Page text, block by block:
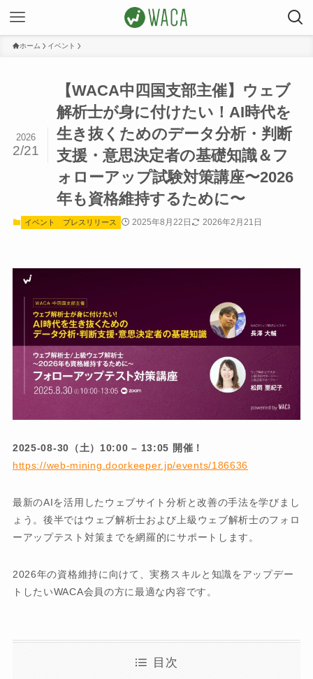
ホーム イベント
【WACA中四国支部主催】ウェブ
解析士が身に付けたい！AI時代を
生き抜くためのデータ分析・判断
支援・意思決定者の基礎知識＆フ
ォローアップ試験対策講座〜2026
年も資格維持するために〜
2026
2/21
イベント プレスリリース 2025年8月22日 2026年2月21日
2025-08-30（土）10:00 – 13:05 開催！
https://web-mining.doorkeeper.jp/events/186636
最新のAIを活用したウェブサイト分析と改善の手法を学びまし
ょう。後半ではウェブ解析士および上級ウェブ解析士のフォロ
ーアップテスト対策までを網羅的にサポートします。
2026年の資格維持に向けて、実務スキルと知識をアップデー
トしたいWACA会員の方に最適な内容です。
目次